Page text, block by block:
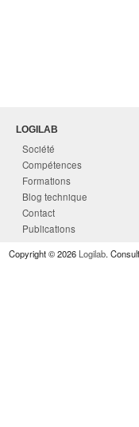
LOGILAB
Société
Compétences
Formations
Blog technique
Contact
Publications
Copyright © 2026 Logilab.